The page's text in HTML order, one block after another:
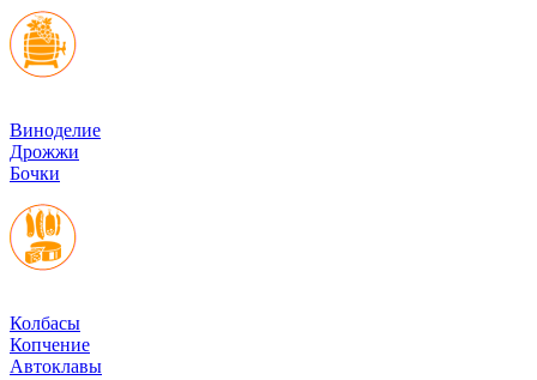
Виноделие
Дрожжи
Бочки
Колбасы
Копчение
Автоклавы